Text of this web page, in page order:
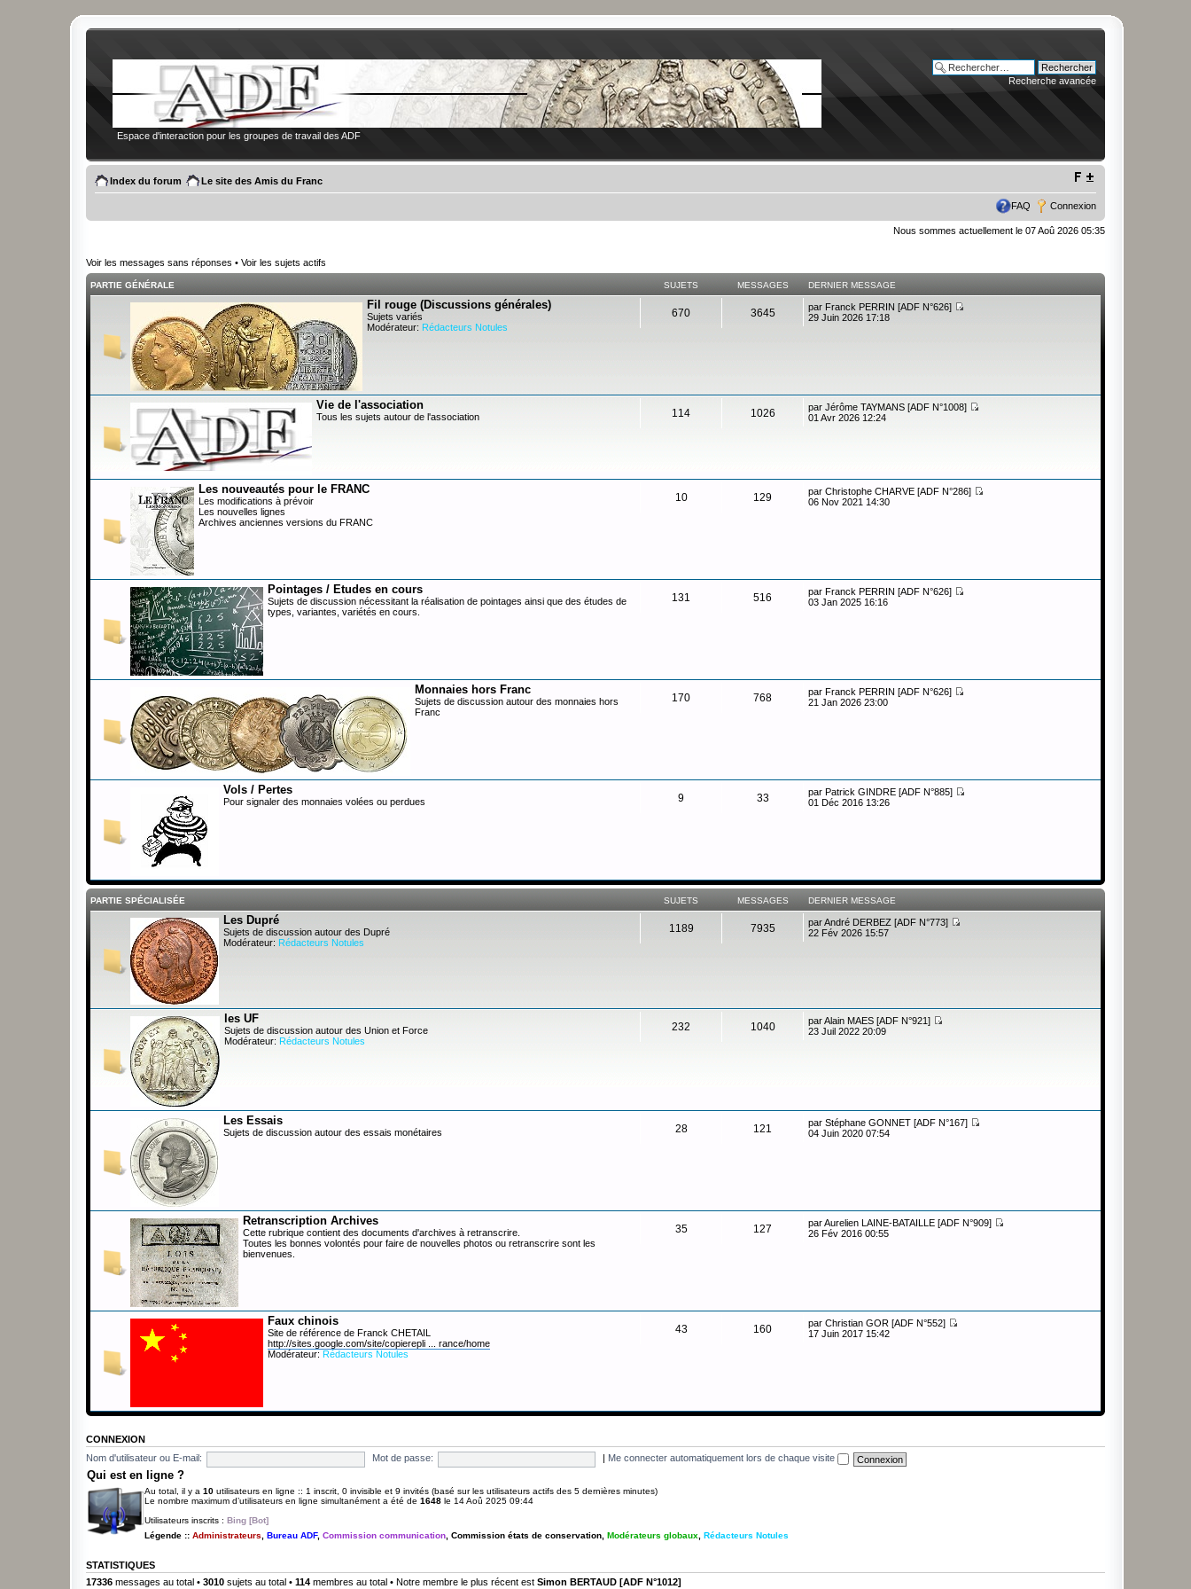
Espace d'interaction pour les groupes de travail des ADF
Recherche avancée
Index du forum Le site des Amis du Franc
FAQ Connexion
Nous sommes actuellement le 07 Aoû 2026 05:35
Voir les messages sans réponses • Voir les sujets actifs
PARTIE GÉNÉRALE SUJETS MESSAGES DERNIER MESSAGE
Fil rouge (Discussions générales)
Sujets variés
Modérateur: Rédacteurs Notules
670 3645 par Franck PERRIN [ADF N°626]
29 Juin 2026 17:18
Vie de l'association
Tous les sujets autour de l'association 114 1026 parJérôme TAYMANS [ADF N°1008]
01 Avr 2026 12:24
Les nouveautés pour le FRANC
Les modifications à prévoir
Les nouvelles lignes
Archives anciennes versions du FRANC
10 129 parChristophe CHARVE [ADF N°286]
06 Nov 2021 14:30
Pointages / Etudes en cours
Sujets de discussion nécessitant la réalisation de pointages ainsi que des études de
types, variantes, variétés en cours.
131 516 parFranck PERRIN [ADF N°626]
03 Jan 2025 16:16
Monnaies hors Franc
Sujets de discussion autour des monnaies hors
Franc
170 768 parFranck PERRIN [ADF N°626]
21 Jan 2026 23:00
Vols / Pertes
Pour signaler des monnaies volées ou perdues 9 33 parPatrick GINDRE [ADF N°885]
01 Déc 2016 13:26
PARTIE SPÉCIALISÉE SUJETS MESSAGES DERNIER MESSAGE
Les Dupré
Sujets de discussion autour des Dupré
Modérateur: Rédacteurs Notules
1189 7935 parAndré DERBEZ [ADF N°773]
22 Fév 2026 15:57
les UF
Sujets de discussion autour des Union et Force
Modérateur: Rédacteurs Notules
232 1040 parAlain MAES [ADF N°921]
23 Juil 2022 20:09
Les Essais
Sujets de discussion autour des essais monétaires 28 121 parStéphane GONNET [ADF N°167]
04 Juin 2020 07:54
Retranscription Archives
Cette rubrique contient des documents d'archives à retranscrire.
Toutes les bonnes volontés pour faire de nouvelles photos ou retranscrire sont les
bienvenues.
35 127 parAurelien LAINE-BATAILLE [ADF N°909]
26 Fév 2016 00:55
Faux chinois
Site de référence de Franck CHETAIL
http://sites.google.com/site/copierepli ... rance/home
Modérateur: Rédacteurs Notules
43 160 parChristian GOR [ADF N°552]
17 Juin 2017 15:42
CONNEXION
Nom d'utilisateur ou E-mail:
Mot de passe: Me connecter automatiquement lors de chaque visite
Qui est en ligne ?
Au total, il y a 10 utilisateurs en ligne :: 1 inscrit, 0 invisible et 9 invités (basé sur les utilisateurs actifs des 5 dernières minutes)
Le nombre maximum d’utilisateurs en ligne simultanément a été de 1648 le 14 Aoû 2025 09:44
Utilisateurs inscrits : Bing [Bot]
Légende :: Administrateurs Bureau ADF, Commission communication Commission états de conservation Modérateurs globaux Rédacteurs Notules
STATISTIQUES
17336 messages au total • 3010 sujets au total • 114 membres au total • Notre membre le plus récent est Simon BERTAUD [ADF N°1012]